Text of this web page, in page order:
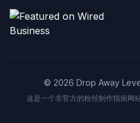
© 2026 Drop Away
这是一个非官方的粉丝制作指南网